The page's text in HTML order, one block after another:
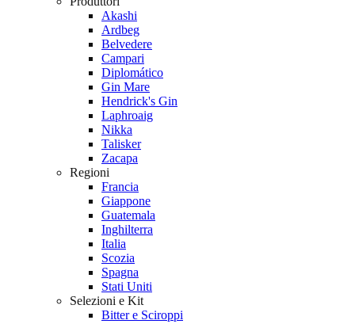
Akashi
Ardbeg
Belvedere
Campari
Diplomático
Gin Mare
Hendrick's Gin
Laphroaig
Nikka
Talisker
Zacapa
Regioni
Francia
Giappone
Guatemala
Inghilterra
Italia
Scozia
Spagna
Stati Uniti
Selezioni e Kit
Bitter e Sciroppi